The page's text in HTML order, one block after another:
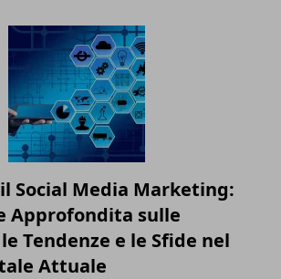
Social Media Marketing:
Approfondita sulle
Tendenze e le Sfide nel
Attuale